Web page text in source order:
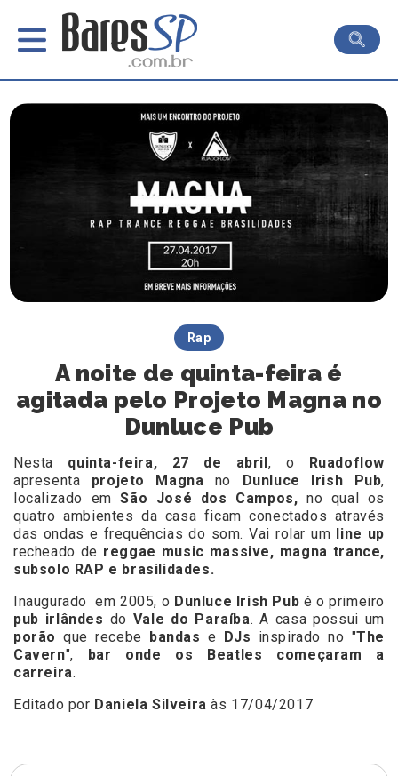
Rap
A noite de quinta-feira é
agitada pelo Projeto Magna no
Dunluce Pub
Nesta quinta-feira, 27 de abril , o
Ruadoflow
apresenta projeto Magna no Dunluce Irish Pub,
localizado emSão José dos Campos, no qual os
quatro ambientes da casa ficam conectados através
das ondas e frequências do som. Vai rolar um line up
recheado de reggae music massive, magna trance,
subsolo RAP e brasilidades.
Inaugurado em 2005, o Dunluce Irish Pub é o primeiro
pub irlândes do Vale do Paraíba. A casa possui um
porão que recebe bandas e DJs inspirado no "The
Cavern",
bar onde os Beatles começaram a
carreira.
Editado por Daniela Silveira às 17/04/2017